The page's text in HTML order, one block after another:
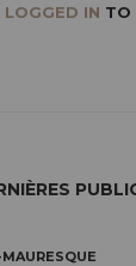
LOGGED IN TO